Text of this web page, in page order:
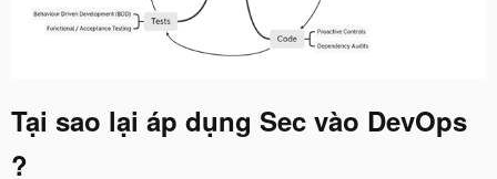
Tại sao lại áp dụng Sec vào DevOps
?